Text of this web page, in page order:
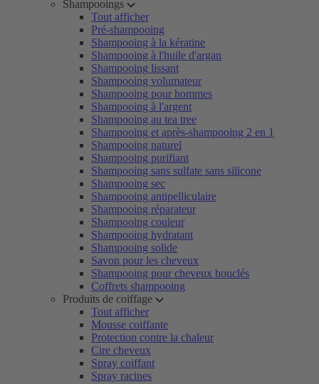
Shampooings
Tout afficher
Pré-shampooing
Shampooing à la kératine
Shampooing à l'huile d'argan
Shampooing lissant
Shampooing volumateur
Shampooing pour hommes
Shampooing à l'argent
Shampooing au tea tree
Shampooing et après-shampooing 2 en 1
Shampooing naturel
Shampooing purifiant
Shampooing sans sulfate sans silicone
Shampooing sec
Shampooing antipelliculaire
Shampooing réparateur
Shampooing couleur
Shampooing hydratant
Shampooing solide
Savon pour les cheveux
Shampooing pour cheveux bouclés
Coffrets shampooing
Produits de coiffage
Tout afficher
Mousse coiffante
Protection contre la chaleur
Cire cheveux
Spray coiffant
Spray racines